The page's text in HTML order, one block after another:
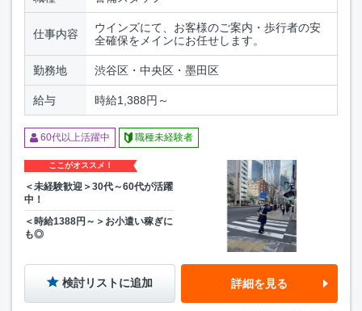
仕事内容
ウインズにて、お客様のご案内・歩行者の安
全確保をメインにお任せします。
勤務地 渋谷区・中央区・墨田区
給与 時給1,388円～
60代以上活躍中 職種未経験者
ここがオススメ！
＜未経験歓迎＞30代～60代が活躍
中！
＜時給1388円～＞お小遣い稼ぎに
も◎
検討リストに追加 詳細を見る